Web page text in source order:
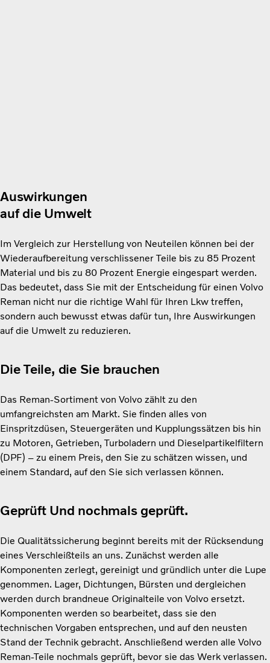
Auswirkungen
auf die Umwelt
Im Vergleich zur Herstellung von Neuteilen können bei der
Wiederaufbereitung verschlissener Teile bis zu 85 Prozent
Material und bis zu 80 Prozent Energie eingespart werden.
Das bedeutet, dass Sie mit der Entscheidung für einen Volvo
Reman nicht nur die richtige Wahl für Ihren Lkw treffen,
sondern auch bewusst etwas dafür tun, Ihre Auswirkungen
auf die Umwelt zu reduzieren.
Die Teile, die Sie brauchen
Das Reman-Sortiment von Volvo zählt zu den
umfangreichsten am Markt. Sie finden alles von
Einspritzdüsen, Steuergeräten und Kupplungssätzen bis hin
zu Motoren, Getrieben, Turboladern und Dieselpartikelfiltern
(DPF) – zu einem Preis, den Sie zu schätzen wissen, und
einem Standard, auf den Sie sich verlassen können.
Geprüft Und nochmals geprüft.
Die Qualitätssicherung beginnt bereits mit der Rücksendung
eines Verschleißteils an uns. Zunächst werden alle
Komponenten zerlegt, gereinigt und gründlich unter die Lupe
genommen. Lager, Dichtungen, Bürsten und dergleichen
werden durch brandneue Originalteile von Volvo ersetzt.
Komponenten werden so bearbeitet, dass sie den
technischen Vorgaben entsprechen, und auf den neusten
Stand der Technik gebracht. Anschließend werden alle Volvo
Reman-Teile nochmals geprüft, bevor sie das Werk verlassen.